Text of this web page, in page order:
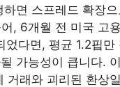
면 스프레드 확장으
, 6개월 전 미국 고
다면, 평균 1.2핍만
가능성이 큽니다.
거래와 괴리된 환상일